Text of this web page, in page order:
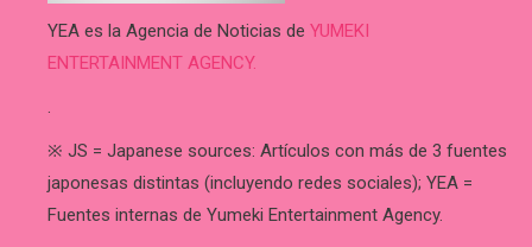
YEA es la Agencia de Noticias de YUMEKI
ENTERTAINMENT AGENCY.
.
※ JS = Japanese sources: Artículos con más de 3 fuentes
japonesas distintas (incluyendo redes sociales); YEA =
Fuentes internas de Yumeki Entertainment Agency.